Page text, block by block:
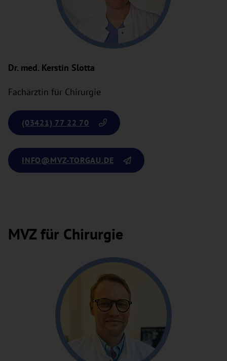
Dr. med. Kerstin Slotta
Fachärztin für Chirurgie
(03421) 77 22 70
INFO@MVZ-TORGAU.DE
MVZ für Chirurgie